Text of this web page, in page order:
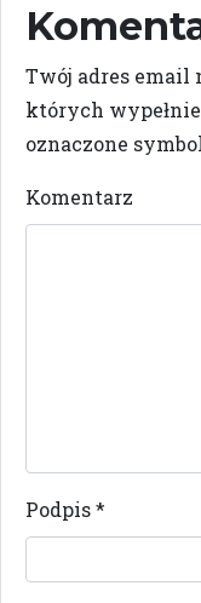
Twój adres email
których
oznaczone
Komentarz
Podpis*